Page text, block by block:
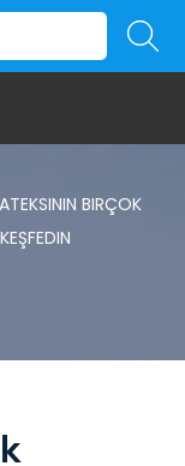
BIRÇOK